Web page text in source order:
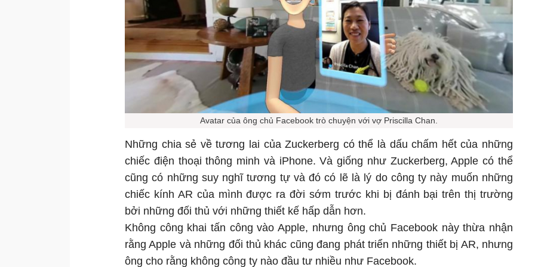
Avatar của ông chủ Facebook trò chuyện với vợ Priscilla Chan.
Những chia sẻ về tương lai của Zuckerberg có thể là dấu chấm hết của những
chiếc điện thoại thông minh và iPhone. Và giống như Zuckerberg, Apple có thể
cũng có những suy nghĩ tương tự và đó có lẽ là lý do công ty này muốn những
chiếc kính AR của mình được ra đời sớm trước khi bị đánh bại trên thị trường
bởi những đối thủ với những thiết kế hấp dẫn hơn.
Không công khai tấn công vào Apple, nhưng ông chủ Facebook này thừa nhận
rằng Apple và những đối thủ khác cũng đang phát triển những thiết bị AR, nhưng
ông cho rằng không công ty nào đầu tư nhiều như Facebook.